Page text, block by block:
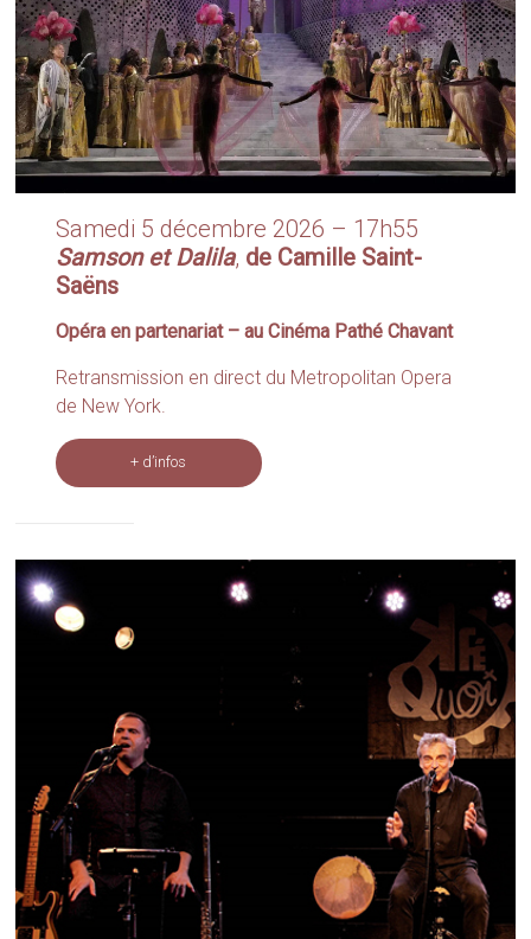
Samedi 5 décembre 2026 – 17h55
Samson et Dalila, de Camille Saint-
Saëns
Opéra en partenariat – au Cinéma Pathé Chavant
Retransmission en direct du Metropolitan Opera
de New York.
+ d’infos